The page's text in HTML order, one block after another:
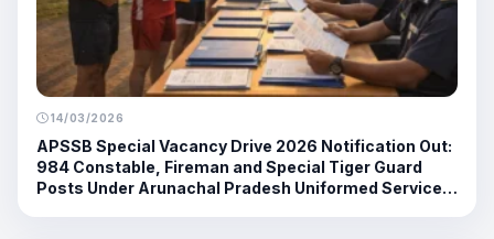
14/03/2026
APSSB Special Vacancy Drive 2026 Notification Out:
984 Constable, Fireman and Special Tiger Guard
Posts Under Arunachal Pradesh Uniformed Services